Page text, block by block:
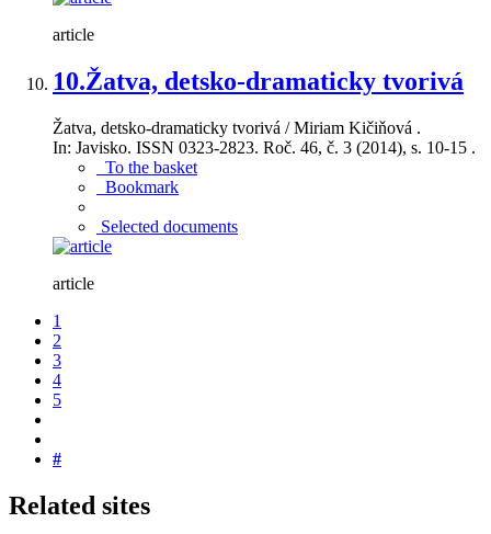
article
10.Žatva, detsko-dramaticky tvorivá
Žatva, detsko-dramaticky tvorivá / Miriam Kičiňová .
In: Javisko. ISSN 0323-2823. Roč. 46, č. 3 (2014), s. 10-15 .
To the basket
Bookmark
Selected documents
article
1
2
3
4
5
#
Related sites